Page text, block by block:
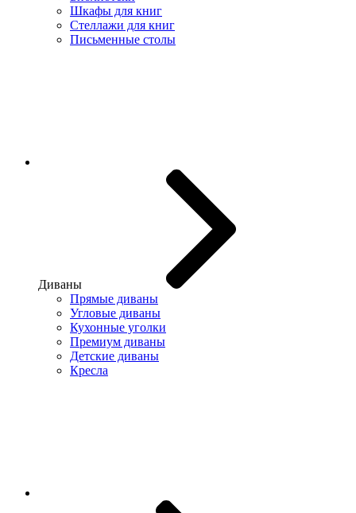
Шкафы для книг
Стеллажи для книг
Письменные столы
Диваны
Прямые диваны
Угловые диваны
Кухонные уголки
Премиум диваны
Детские диваны
Кресла